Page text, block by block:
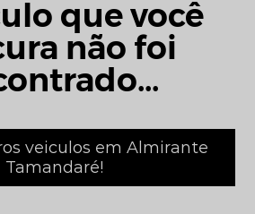
que você
não foi
veiculos em Almirante
Tamandaré!